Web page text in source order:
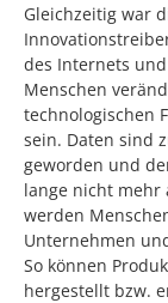
Gleichzeitig war
des Internets
Menschen
technologischen
sein. Daten sind
geworden und
lange nicht mehr
werden
Unternehmen
So können
hergestellt bzw.